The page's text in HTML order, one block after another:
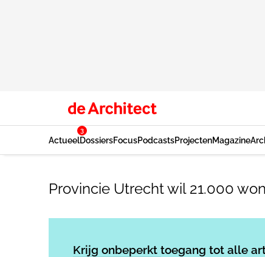
Actueel
3
DossiersFocusPodcastsProjectenMagazine
Provincie Utrecht wil 21.000
Krijg onbeperkt toegang tot alle